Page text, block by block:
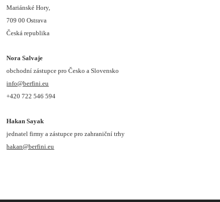
Mariánské Hory,
709 00 Ostrava
Česká republika
Nora Salvaje
obchodní zástupce pro Česko a Slovensko
info@berfini.eu
+420 722 546 594
Hakan Sayak
jednatel firmy a zástupce pro zahraniční trhy
hakan@berfini.eu